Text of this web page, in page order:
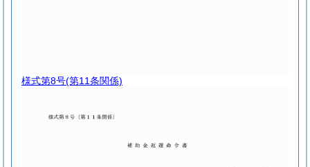
様式第8号(第11条関係)